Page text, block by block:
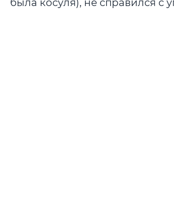
была косуля), не справился с